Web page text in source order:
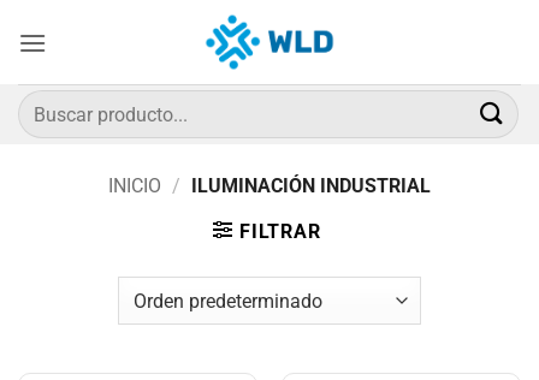
Buscar
por:
INICIO / ILUMINACIÓN INDUSTRIAL
FILTRAR